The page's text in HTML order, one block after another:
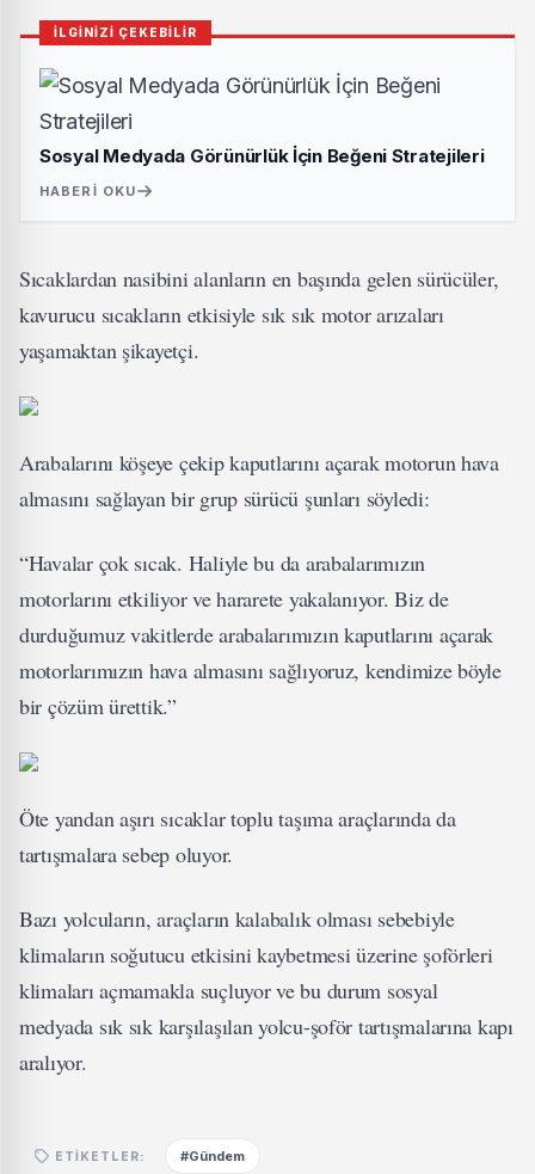
İLGİNİZİ ÇEKEBİLİR
Sosyal Medyada Görünürlük İçin Beğeni Stratejileri
HABERI OKU
Sıcaklardan nasibini alanların en başında gelen sürücüler,
kavurucu sıcakların etkisiyle sık sık motor arızaları
yaşamaktan şikayetçi.
Arabalarını köşeye çekip kaputlarını açarak motorun hava
almasını sağlayan bir grup sürücü şunları söyledi:
“Havalar çok sıcak. Haliyle bu da arabalarımızın
motorlarını etkiliyor ve hararete yakalanıyor. Biz de
durduğumuz vakitlerde arabalarımızın kaputlarını açarak
motorlarımızın hava almasını sağlıyoruz, kendimize böyle
bir çözüm ürettik.”
Öte yandan aşırı sıcaklar toplu taşıma araçlarında da
tartışmalara sebep oluyor.
Bazı yolcuların, araçların kalabalık olması sebebiyle
klimaların soğutucu etkisini kaybetmesi üzerine şoförleri
klimaları açmamakla suçluyor ve bu durum sosyal
medyada sık sık karşılaşılan yolcu-şoför tartışmalarına kapı
aralıyor.
ETIKETLER: #Gündem